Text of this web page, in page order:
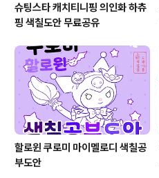
슈팅스타 캐치티니핑 의인화 하츄
핑 색칠도안 무료공유
할로윈 쿠로미 마이멜로디 색칠공
부도안